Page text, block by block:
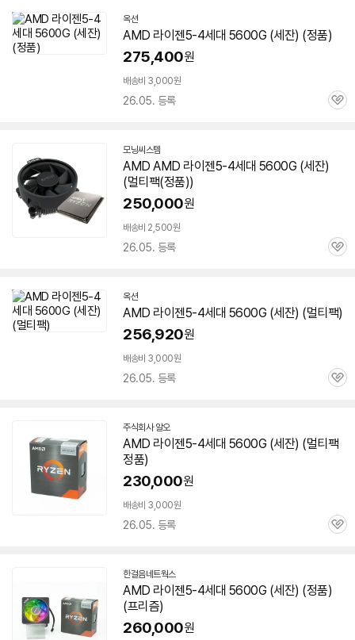
옥션
AMD 라이젠5-4세대 5600G (세잔) (정품)
275,400원
배송비 3,000원
26.05. 등록
관
모닝씨스템네
이
버
이
AMD AMD 라이젠5-4세대 5600G (세잔)
(멀티팩(정품))
250,000원
배송비 2,500원
26.05. 등록
관
옥션
AMD 라이젠5-4세대 5600G (세잔) (멀티팩)
256,920원
배송비 3,000원
26.05. 등록
관
주식회사 알오네
이
이
AMD 라이젠5-4세대 5600G (세잔) (멀티팩
정품)
230,000원
배송비 3,000원
26.05. 등록
관
한걸음네트웍스네
이
이
AMD 라이젠5-4세대 5600G (세잔) (정품)
(프리즘)
260,000원